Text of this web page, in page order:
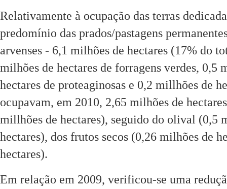
Relativamente à ocupação das terras
predomínio das prados/pastagens
arvenses - 6,1 milhões de hectares (17% do
milhões de hectares de forragens verdes, 0,5
hectares de proteaginosas e 0,2 millhões de
ocupavam, em 2010, 2,65 milhões de
millhões de hectares), seguido do olival (0,5
hectares), dos frutos secos (0,26 milhões de
hectares).
Em relação em 2009, verificou-se uma